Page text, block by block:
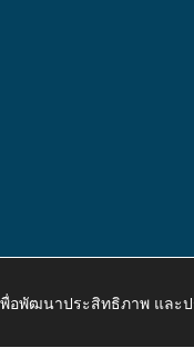
http://
พื่อพัฒนาประสิทธิภาพ แล